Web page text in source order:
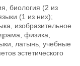
биология (2 из
(1 из них);
изобразительное
физика,
латынь, учебные
эстетического